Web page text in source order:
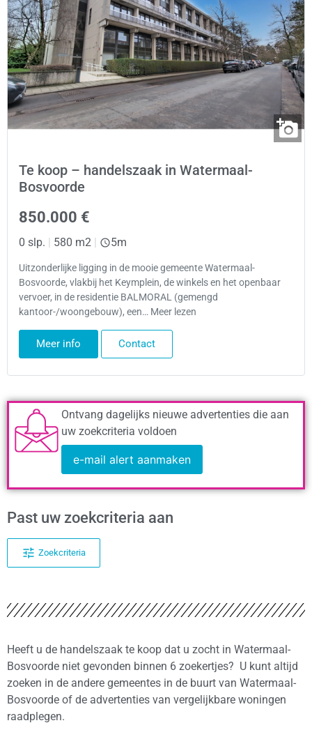
Te koop – handelszaak in Watermaal-
Bosvoorde
850.000 €
0 slp. | 580 m2 | 5m
Uitzonderlijke ligging in de mooie gemeente Watermaal-
Bosvoorde, vlakbij het Keymplein, de winkels en het openbaar
vervoer, in de residentie BALMORAL (gemengd
kantoor-/woongebouw), een… Meer lezen
Meer info Contact
Ontvang dagelijks nieuwe advertenties die aan
uw zoekcriteria voldoen
e-mail alert aanmaken
Past uw zoekcriteria aan
Zoekcriteria
Heeft u de handelszaak te koop dat u zocht in Watermaal-
Bosvoorde niet gevonden binnen 6 zoekertjes? U kunt altijd
zoeken in de andere gemeentes in de buurt van Watermaal-
Bosvoorde of de advertenties van vergelijkbare woningen
raadplegen.